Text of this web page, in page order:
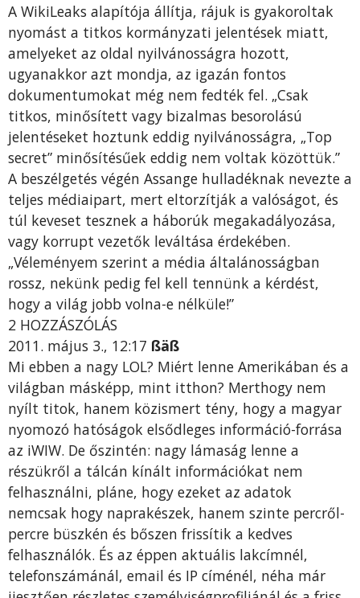
A WikiLeaks alapítója állítja, rájuk is gyakoroltak
nyomást a titkos kormányzati jelentések miatt,
amelyeket az oldal nyilvánosságra hozott,
ugyanakkor azt mondja, az igazán fontos
dokumentumokat még nem fedték fel. „Csak
titkos, minősített vagy bizalmas besorolású
jelentéseket hoztunk eddig nyilvánosságra, „Top
secret” minősítésűek eddig nem voltak közöttük.”
A beszélgetés végén Assange hulladéknak nevezte a
teljes médiaipart, mert eltorzítják a valóságot, és
túl keveset tesznek a háborúk megakadályozása,
vagy korrupt vezetők leváltása érdekében.
„Véleményem szerint a média általánosságban
rossz, nekünk pedig fel kell tennünk a kérdést,
hogy a világ jobb volna-e nélküle!”
2 HOZZÁSZÓLÁS
2011. május 3., 12:17 ßäß
Mi ebben a nagy LOL? Miért lenne Amerikában és a
világban másképp, mint itthon? Merthogy nem
nyílt titok, hanem közismert tény, hogy a magyar
nyomozó hatóságok elsődleges információ-forrása
az iWIW. De őszintén: nagy lámaság lenne a
részükről a tálcán kínált információkat nem
felhasználni, pláne, hogy ezeket az adatok
nemcsak hogy naprakészek, hanem szinte percről-
percre büszkén és bőszen frissítik a kedves
felhasználók. És az éppen aktuális lakcímnél,
telefonszámánál, email és IP címénél, néha már